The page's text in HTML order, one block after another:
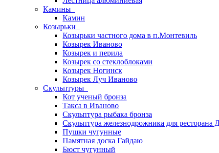
Камины
Камин
Козырьки
Козырьки частного дома в п.Монтевиль
Козырек Иваново
Козырек и перила
Козырек со стеклоблоками
Козырек Ногинск
Козырек Луч Иваново
Скульптуры
Кот ученый бронза
Такса в Иваново
Скульптура рыбака бронза
Скульптура железнодрожника для ресторана
Пушки чугунные
Памятная доска Гайдаю
Бюст чугунный